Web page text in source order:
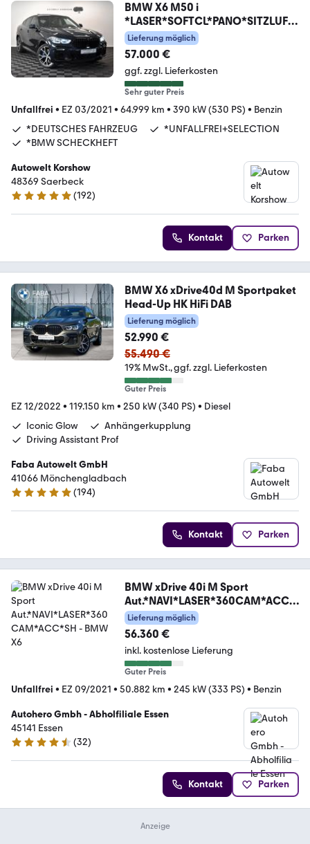
BMW X6 M50 i
*LASER*SOFTCL*PANO*SITZLUFT
*HUD*MEMORY
Lieferung möglich
57.000 €
ggf. zzgl. Lieferkosten
Sehr guter Preis
Unfallfrei • EZ 03/2021 • 64.999 km • 390 kW (530 PS) • Benzin
*DEUTSCHES FAHRZEUG
*UNFALLFREI+SELECTION
*BMW SCHECKHEFT
Autowelt Korshow
48369 Saerbeck
4.9 Sterne
(192)
Kontakt Parken
BMW X6 xDrive40d M Sportpaket
Head-Up HK HiFi DAB
Lieferung möglich
52.990 €
55.490 €
19% MwSt. ggf. zzgl. Lieferkosten
Guter Preis
EZ 12/2022 • 119.150 km • 250 kW (340 PS) • Diesel
Iconic Glow
Anhängerkupplung
Driving Assistant Prof
Faba Autowelt GmbH
41066 Mönchengladbach
4.8 Sterne
(194)
Kontakt Parken
BMW xDrive 40i M Sport
Aut.*NAVI*LASER*360CAM*ACC*
SH
Lieferung möglich
56.360 €
inkl. kostenlose Lieferung
Guter Preis
Unfallfrei • EZ 09/2021 • 50.882 km • 245 kW (333 PS) • Benzin
Autohero Gmbh - Abholfiliale Essen
45141 Essen
4.7 Sterne
(32)
Kontakt Parken